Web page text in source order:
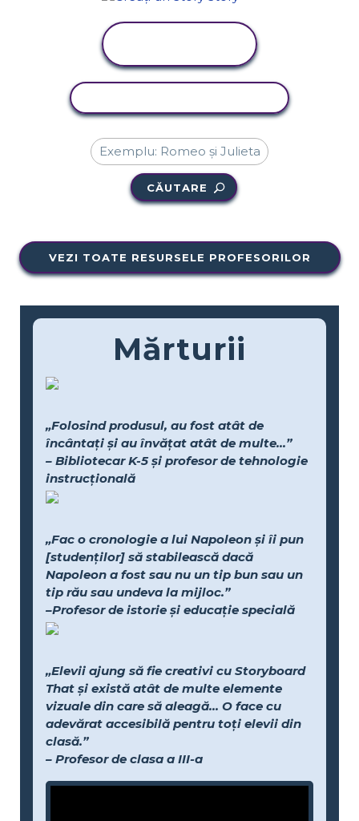
CĂUTARE
VEZI TOATE RESURSELE PROFESORILOR
Mărturii
„Folosind produsul, au fost atât de
încântați și au învățat atât de multe...”
– Bibliotecar K-5 și profesor de tehnologie
instrucțională
„Fac o cronologie a lui Napoleon și îi pun
[studenților] să stabilească dacă
Napoleon a fost sau nu un tip bun sau un
tip rău sau undeva la mijloc.”
–Profesor de istorie și educație specială
„Elevii ajung să fie creativi cu Storyboard
That și există atât de multe elemente
vizuale din care să aleagă... O face cu
adevărat accesibilă pentru toți elevii din
clasă.”
– Profesor de clasa a III-a